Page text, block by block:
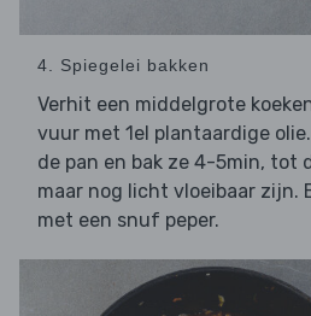
4. Spiegelei bakken
Verhit een middelgrote
vuur met 1el plantaardige
de pan en bak ze 4-5min, tot
maar nog licht vloeibaar zijn.
met een snuf peper.